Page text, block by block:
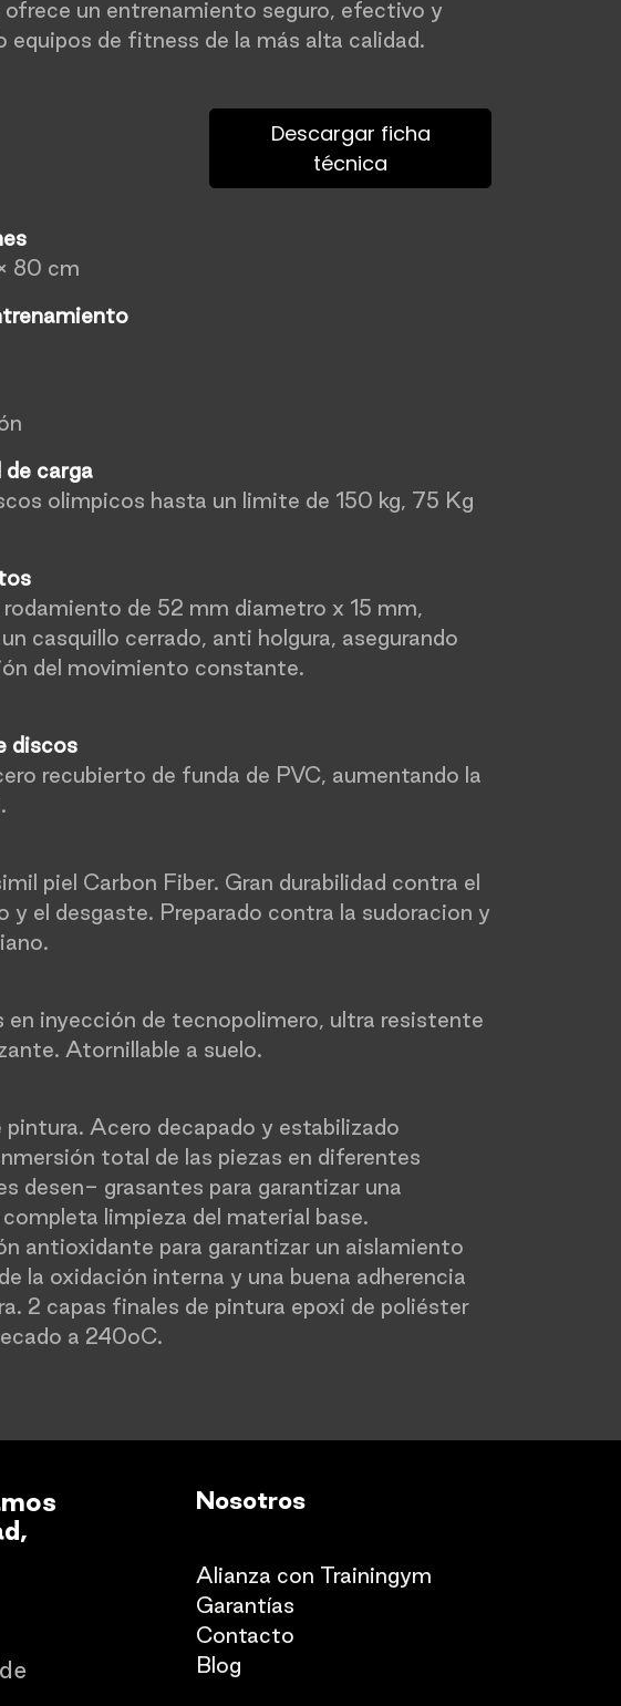
un entrenamiento seguro, efectivo y
de fitness de la más alta calidad.
Descargar ficha
técnica
80 cm
de carga
olimpicos hasta un limite de 150 kg, 75 Kg
rodamiento de 52 mm diametro x 15 mm,
casquillo cerrado, anti holgura, asegurando
del movimiento constante.
discos
recubierto de funda de PVC, aumentando la
piel Carbon Fiber. Gran durabilidad contra el
y el desgaste. Preparado contra la sudoracion y
en inyección de tecnopolimero, ultra resistente
Atornillable a suelo.
pintura. Acero decapado y estabilizado
total de las piezas en diferentes
desen- grasantes para garantizar una
limpieza del material base.
antioxidante para garantizar un aislamiento
la oxidación interna y una buena adherencia
2 capas finales de pintura epoxi de poliéster
a 240oC.
Nosotros
Alianza con Trainingym
Garantías
Con​tacto
Blog​​